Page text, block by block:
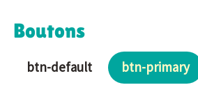
Boutons
btn-default btn-primary